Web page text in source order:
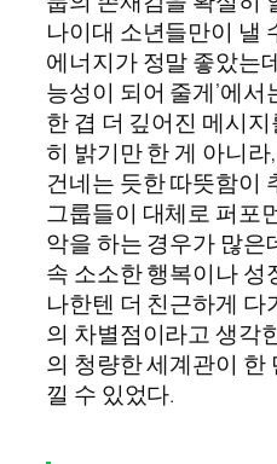
나이대 소년들만이 낼
에너지가 정말 좋았는
능성이 되어 줄게’에
한 겹 더 깊어진 메시
히 밝기만 한 게 아니
건네는 듯한 따뜻함이
그룹들이 대체로 퍼포
악을 하는 경우가 많은
속 소소한 행복이나
나한텐 더 친근하게 다
의 차별점이라고 생각
의 청량한 세계관이 한
낄 수 있었다.